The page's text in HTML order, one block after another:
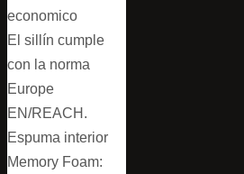
economico
El sillín cumple
con la norma
Europe
EN/REACH.
Espuma interior
Memory Foam: